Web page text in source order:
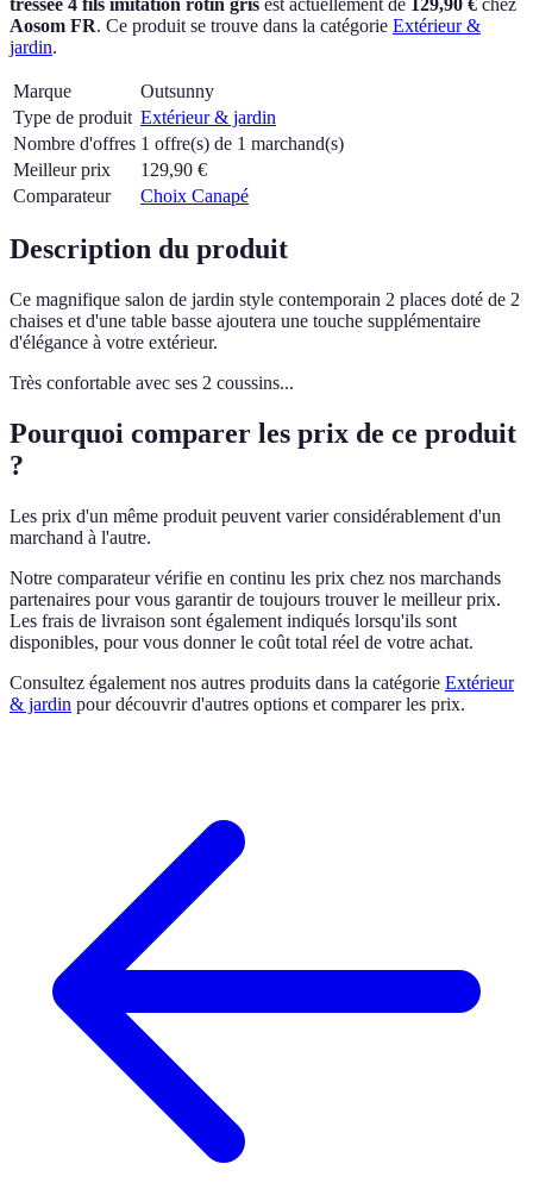
Aosom FR. Ce produit se trouve dans la catégorie Extérieur &
jardin.
Marque
Outsunny
Type de produit Extérieur & jardin
Nombre d'offres 1 offre(s) de 1 marchand(s)
Meilleur prix
129,90 €
Comparateur
Choix Canapé
Description du produit
Ce magnifique salon de jardin style contemporain 2 places doté de 2
chaises et d'une table basse ajoutera une touche supplémentaire
d'élégance à votre extérieur.
Très confortable avec ses 2 coussins...
Pourquoi comparer les prix de ce produit
?
Les prix d'un même produit peuvent varier considérablement d'un
marchand à l'autre.
Notre comparateur vérifie en continu les prix chez nos marchands
partenaires pour vous garantir de toujours trouver le meilleur prix.
Les frais de livraison sont également indiqués lorsqu'ils sont
disponibles, pour vous donner le coût total réel de votre achat.
Consultez également nos autres produits dans la catégorie Extérieur
& jardin pour découvrir d'autres options et comparer les prix.